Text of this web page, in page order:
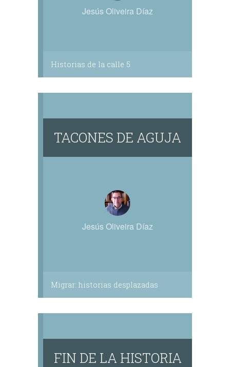
Jesús Oliveira Díaz
Historias de la calle 5
TACONES DE AGUJA
Jesús Oliveira Díaz
Migrar: historias desplazadas
FIN DE LA HISTORIA